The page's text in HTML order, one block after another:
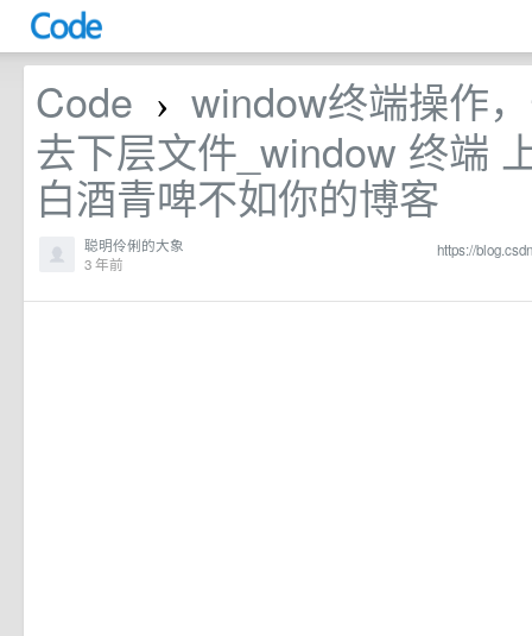
Code › window终端操作
去下层文件_window 终端
白酒青啤不如你的博客
https://
聪明伶俐的大象
3 年前